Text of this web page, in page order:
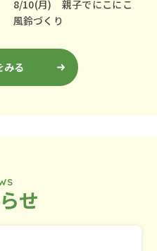
8/10(月) 親子でにこにこ
風鈴づくり
みる
せ